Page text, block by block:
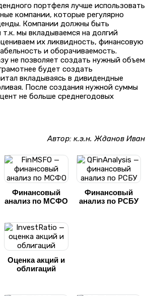
портфеля лучше использовать
компании, которые регулярно
Компании должны быть
мы вкладываемся на долгий
их ликвидность, финансовую
и оборачиваемость.
не позволяет создать нужный объем
будет создать
вкладываясь в дивидендные
После создания нужной суммы
не больше среднегодовых
Автор: к.э.н. Жданов Иван
Финансовый
анализ по МСФО
Финансовый
анализ по РСБУ
Оценка акций и
облигаций